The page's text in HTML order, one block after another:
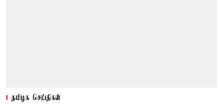
தமிழக செய்திகள்